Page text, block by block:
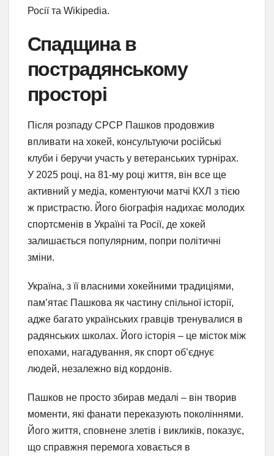
Росії та Wikipedia.
Спадщина в
пострадянському
просторі
Після розпаду СРСР Пашков продовжив
впливати на хокей, консультуючи російські
клуби і беручи участь у ветеранських турнірах.
У 2025 році, на 81-му році життя, він все ще
активний у медіа, коментуючи матчі КХЛ з тією
ж пристрастю. Його біографія надихає молодих
спортсменів в Україні та Росії, де хокей
залишається популярним, попри політичні
зміни.
Україна, з її власними хокейними традиціями,
пам’ятає Пашкова як частину спільної історії,
адже багато українських гравців тренувалися в
радянських школах. Його історія – це місток між
епохами, нагадування, як спорт об’єднує
людей, незалежно від кордонів.
Пашков не просто збирав медалі – він творив
моменти, які фанати переказують поколіннями.
Його життя, сповнене злетів і викликів, показує,
що справжня перемога ховається в